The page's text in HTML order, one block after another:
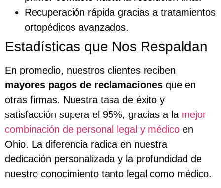
Recuperación rápida gracias a tratamientos
ortopédicos avanzados.
Estadísticas que Nos Respaldan
En promedio, nuestros clientes reciben
mayores pagos de reclamaciones que en
otras firmas. Nuestra tasa de éxito y
satisfacción supera el 95%, gracias a la mejor
combinación de personal legal y médico en
Ohio. La diferencia radica en nuestra
dedicación personalizada y la profundidad de
nuestro conocimiento tanto legal como médico.